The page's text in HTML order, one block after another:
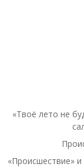
«Твоё лето не
«Происшествие»